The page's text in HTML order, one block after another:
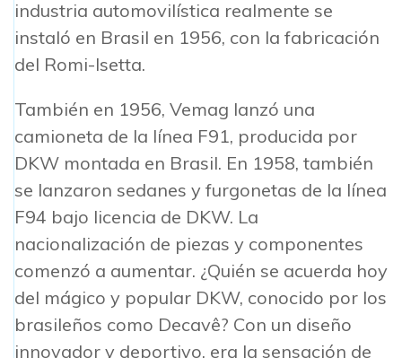
industria automovilística realmente se
instaló en Brasil en 1956, con la fabricación
del Romi-Isetta.
También en 1956, Vemag lanzó una
camioneta de la línea F91, producida por
DKW montada en Brasil. En 1958, también
se lanzaron sedanes y furgonetas de la línea
F94 bajo licencia de DKW. La
nacionalización de piezas y componentes
comenzó a aumentar. ¿Quién se acuerda hoy
del mágico y popular DKW, conocido por los
brasileños como Decavê? Con un diseño
innovador y deportivo, era la sensación de